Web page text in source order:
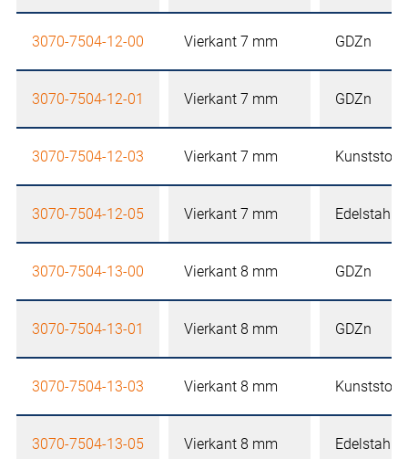
3070-7504-12-00 Vierkant 7 mm GDZn
3070-7504-12-01 Vierkant 7 mm GDZn
3070-7504-12-03 Vierkant 7 mm Kunststoff
3070-7504-12-05 Vierkant 7 mm Edelstahl
3070-7504-13-00 Vierkant 8 mm GDZn
3070-7504-13-01 Vierkant 8 mm GDZn
3070-7504-13-03 Vierkant 8 mm Kunststoff
3070-7504-13-05 Vierkant 8 mm Edelstahl